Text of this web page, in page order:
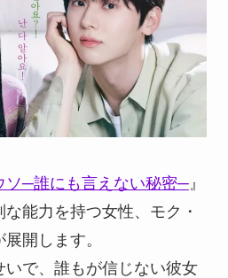
ソ─誰にも言えない秘密─』
能力を持つ女性、モク・
開します。
いで、誰もが信じない彼女